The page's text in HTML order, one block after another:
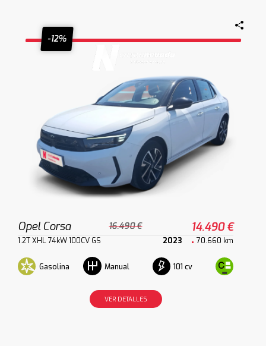
-12%
Opel Corsa 16.490 € 14.490 €
1.2T XHL 74kW 100CV GS 2023 70.660 km
Gasolina Manual 101 cv
VER DETALLES